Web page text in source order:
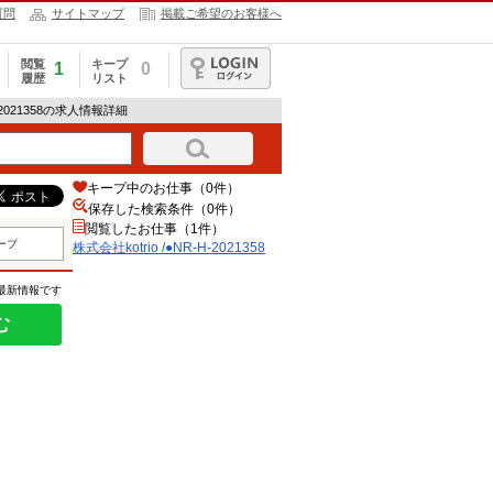
問 サイトマップ 掲載ご希望のお客様へ
閲覧
履歴
1
キープ
リスト
0
ログイン
の求人情報詳細
プ
新情報です
キープ中のお仕事（0件）
保存した検索条件（0件）
閲覧したお仕事（1件）
株式会社kotrio /●NR-H-2021358